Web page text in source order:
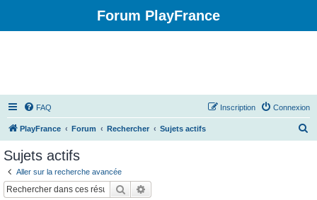
Forum PlayFrance
FAQ Connexion
Inscription
PlayFrance Forum Rechercher Sujets actifs
Sujets actifs
Aller sur la recherche avancée
Rechercher